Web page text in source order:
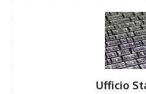
Ufficio